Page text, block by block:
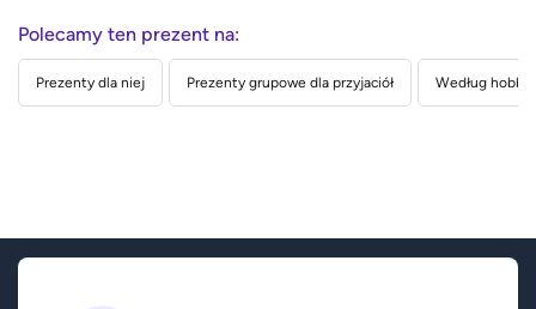
Polecamy ten prezent na:
Prezenty dla niej Prezenty grupowe dla przyjaciół Według hobby